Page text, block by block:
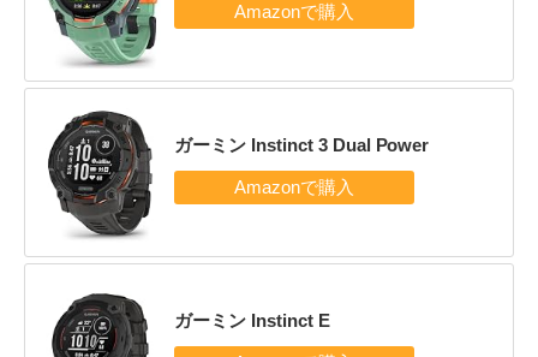
ガーミン Instinct 3 Dual Power
ガーミン Instinct E